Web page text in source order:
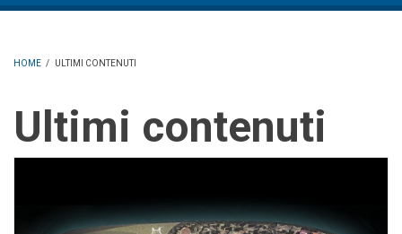
HOME / ULTIMI CONTENUTI
Ultimi contenuti